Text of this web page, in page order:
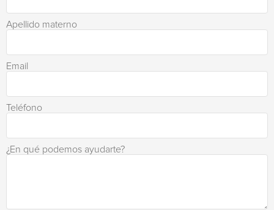
Apellido materno
Email
Teléfono
¿En qué podemos ayudarte?